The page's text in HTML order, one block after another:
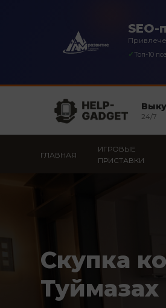
✓Топ-10
24/7
ГЛАВНАЯ
ИГРОВЫЕ
ПРИСТАВКИ
Скупка
Туймазах